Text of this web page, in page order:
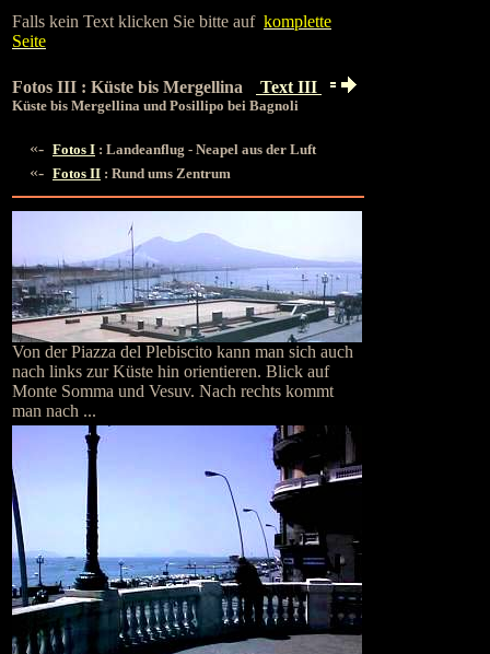
Falls kein Text klicken Sie bitte auf komplette
Seite
Fotos III : Küste bis Mergellina Text III
Küste bis Mergellina und Posillipo bei Bagnoli
«- Fotos I : Landeanflug - Neapel aus der Luft
«- Fotos II : Rund ums Zentrum
Von der Piazza del Plebiscito kann man sich auch
nach links zur Küste hin orientieren. Blick auf
Monte Somma und Vesuv. Nach rechts kommt
man nach ...